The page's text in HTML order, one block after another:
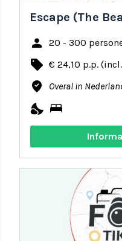
Escape (The
person 20 - 300
local_offer € 24,10 p.p.
where_to_vote Overal in
nights_stay bed